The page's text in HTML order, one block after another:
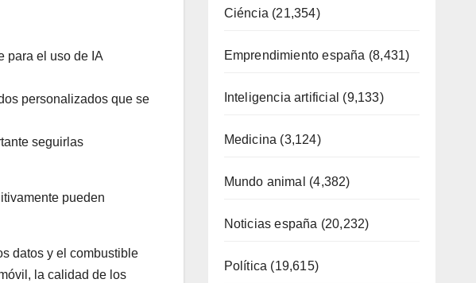
para el uso de IA
personalizados que se
seguirlas
pueden
datos y el combustible
la calidad de los
Ciéncia (21,354)
Emprendimiento españa (8,431)
Inteligencia artificial (9,133)
Medicina (3,124)
Mundo animal (4,382)
Noticias españa (20,232)
Política (19,615)